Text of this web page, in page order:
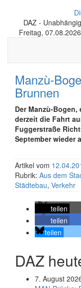
DAZ -
Freitag,
Manzù-
Brunnen
Der Manzù-
derzeit die Fahrt
Fuggerstraße
September wieder
Artikel vom
Rubrik: Aus dem
Städtebau, Verkehr
teilen
teilen
teilen
DAZ
7. August